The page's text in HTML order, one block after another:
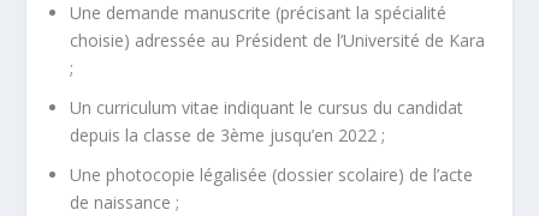
Une demande manuscrite (précisant la spécialité
choisie) adressée au Président de l’Université de Kara
;
Un curriculum vitae indiquant le cursus du candidat
depuis la classe de 3ème jusqu’en 2022 ;
Une photocopie légalisée (dossier scolaire) de l’acte
de naissance ;